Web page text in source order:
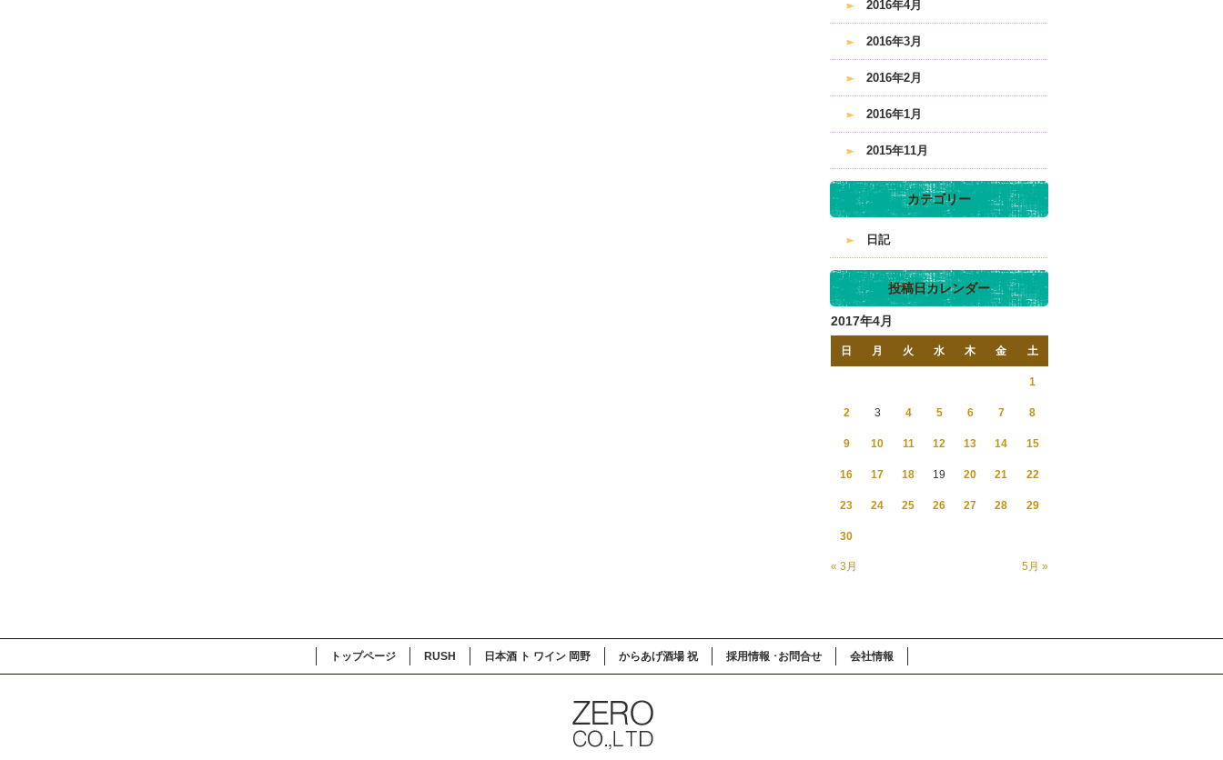
2016年4月
2016年3月
2016年2月
2016年1月
2015年11月
カテゴリー
日記
投稿日カレンダー
2017年4月
日 月 火 水 木 金 土
« 3月 5月 »
1
2 3 4 5 6 7 8
9 10 11 12 13 14 15
16 17 18 19 20 21 22
23 24 25 26 27 28 29
30
トップページ RUSH 日本酒 ト ワイン 岡野 からあげ酒場 祝 採用情報 ･お問合せ 会社情報